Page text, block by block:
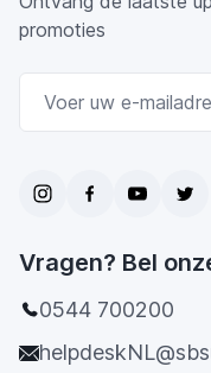
promoties
Vragen? Bel
0544 700200